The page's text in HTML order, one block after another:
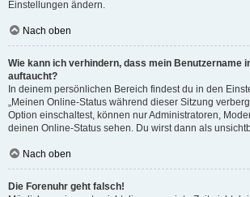
Einstellungen ändern.
Nach oben
Wie kann ich verhindern, dass mein Benutzername
auftaucht?
In deinem persönlichen Bereich findest du in den
„Meinen Online-Status während dieser Sitzung
Option einschaltest, können nur Administratoren,
deinen Online-Status sehen. Du wirst dann als
Nach oben
Die Forenuhr geht falsch!